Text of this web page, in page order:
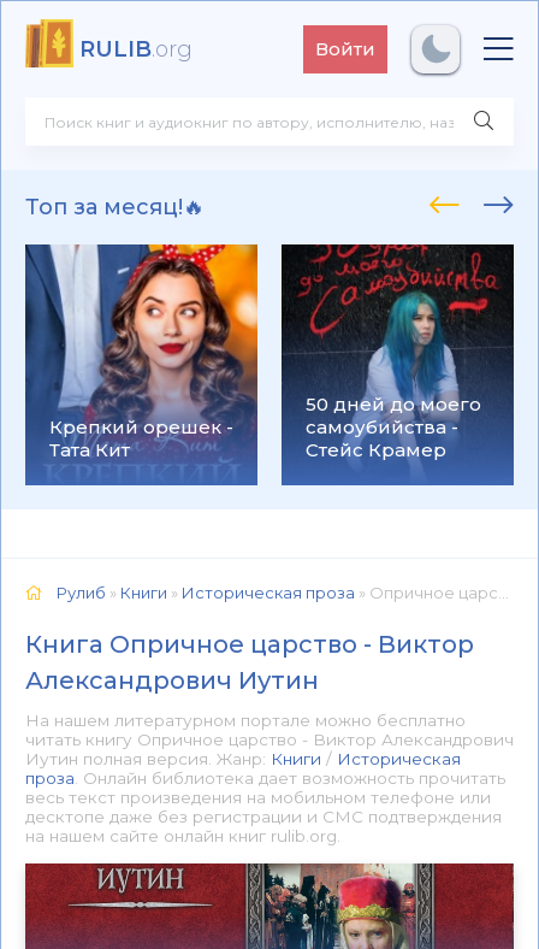
RULIB.org Войти
Топ за месяц!🔥
Крепкий орешек -
Тата Кит
50 дней до моего
самоубийства -
Стейс Крамер
Рулиб » Книги » Историческая проза » Опричное царство - Виктор Александрович Иутин 📕 - Книга онлайн бесплатно
Книга Опричное царство - Виктор
Александрович Иутин
На нашем литературном портале можно бесплатно
читать книгу Опричное царство - Виктор Александрович
Иутин полная версия. Жанр: Книги / Историческая
проза . Онлайн библиотека дает возможность прочитать
весь текст произведения на мобильном телефоне или
десктопе даже без регистрации и СМС подтверждения
на нашем сайте онлайн книг rulib.org.